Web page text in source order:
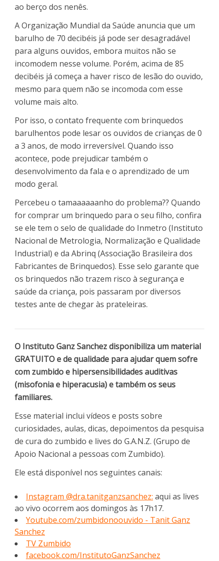
ao berço dos nenês.
A Organização Mundial da Saúde anuncia que um
barulho de 70 decibéis já pode ser desagradável
para alguns ouvidos, embora muitos não se
incomodem nesse volume. Porém, acima de 85
decibéis já começa a haver risco de lesão do ouvido,
mesmo para quem não se incomoda com esse
volume mais alto.
Por isso, o contato frequente com brinquedos
barulhentos pode lesar os ouvidos de crianças de 0
a 3 anos, de modo irreversível. Quando isso
acontece, pode prejudicar também o
desenvolvimento da fala e o aprendizado de um
modo geral.
Percebeu o tamaaaaaanho do problema?? Quando
for comprar um brinquedo para o seu filho, confira
se ele tem o selo de qualidade do Inmetro (Instituto
Nacional de Metrologia, Normalização e Qualidade
Industrial) e da Abrinq (Associação Brasileira dos
Fabricantes de Brinquedos). Esse selo garante que
os brinquedos não trazem risco à segurança e
saúde da criança, pois passaram por diversos
testes ante de chegar às prateleiras.
O Instituto Ganz Sanchez disponibiliza um material
GRATUITO e de qualidade para ajudar quem sofre
com zumbido e hipersensibilidades auditivas
(misofonia e hiperacusia) e também os seus
familiares.
Esse material inclui vídeos e posts sobre
curiosidades, aulas, dicas, depoimentos da pesquisa
de cura do zumbido e lives do G.A.N.Z. (Grupo de
Apoio Nacional a pessoas com Zumbido).
Ele está disponível nos seguintes canais:
Instagram @dra.tanitganzsanchez: aqui as lives
ao vivo ocorrem aos domingos às 17h17.
Youtube.com/zumbidonoouvido - Tanit Ganz
Sanchez
TV Zumbido
facebook.com/InstitutoGanzSanchez